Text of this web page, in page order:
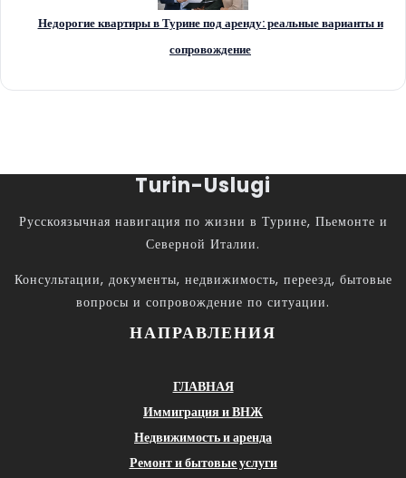
Недорогие квартиры в Турине под аренду: реальные варианты и
сопровождение
Turin-Uslugi
Русскоязычная навигация по жизни в Турине, Пьемонте и
Северной Италии.
Консультации, документы, недвижимость, переезд, бытовые
вопросы и сопровождение по ситуации.
НАПРАВЛЕНИЯ
ГЛАВНАЯ
Иммиграция и ВНЖ
Недвижимость и аренда
Ремонт и бытовые услуги